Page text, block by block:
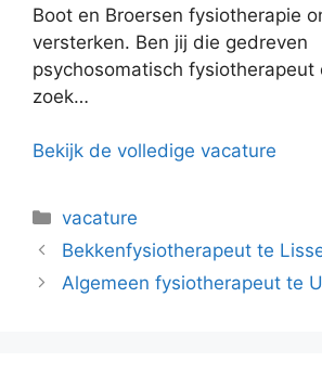
Boot en Broersen fysiotherapie
versterken. Ben jij die gedreven
psychosomatisch fysiotherapeut
zoek…
Bekijk de volledige vacature
Categorieën
vacature
Bekkenfysiotherapeut te
Algemeen fysiotherapeut te